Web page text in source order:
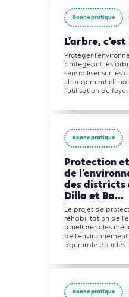
Bonne pratique
L’arbre,
Protéger
protégeant les
sensibiliser sur les
changement
l'utilisation du foyer
Bonne pratique
Protection
de
des districts
Dilla et Ba...
Le projet de
réhabilitation de
améliorera les
de
agrirurale pour les
Bonne pratique